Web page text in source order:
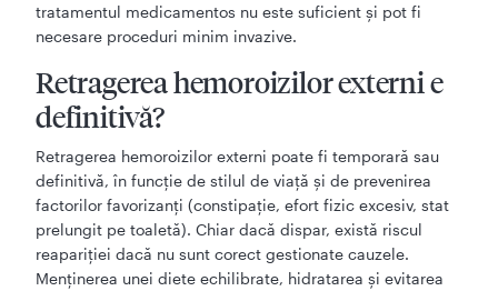
tratamentul medicamentos nu este suficient și pot fi
necesare proceduri minim invazive.
Retragerea hemoroizilor externi e
definitivă?
Retragerea hemoroizilor externi poate fi temporară sau
definitivă, în funcție de stilul de viață și de prevenirea
factorilor favorizanți (constipație, efort fizic excesiv, stat
prelungit pe toaletă). Chiar dacă dispar, există riscul
reapariției dacă nu sunt corect gestionate cauzele.
Menținerea unei diete echilibrate, hidratarea și evitarea